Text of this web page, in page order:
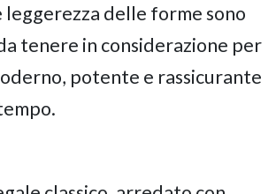
leggerezza delle forme sono
tenere in considerazione per
potente e rassicurante